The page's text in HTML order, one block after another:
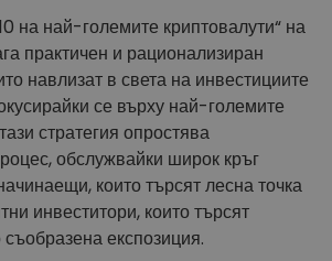
на най-големите криптовалути“ на
практичен и рационализиран
навлизат в света на инвестициите
се върху най-големите
стратегия опростява
обслужвайки широк кръг
които търсят лесна точка
инвеститори, които търсят
експозиция.